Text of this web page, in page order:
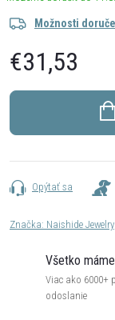
Možnosti
€31,53
Opýtať sa
Značka: Naishide Jewelry
Všetko
Viac ako 6000+
odoslanie